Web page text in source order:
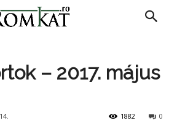
– 2017. május
0
1882